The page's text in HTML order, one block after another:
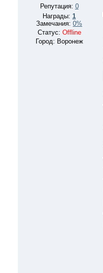
Репутация: 0
Награды: 1
Замечания: 0%
Статус: Offline
Город: Воронеж